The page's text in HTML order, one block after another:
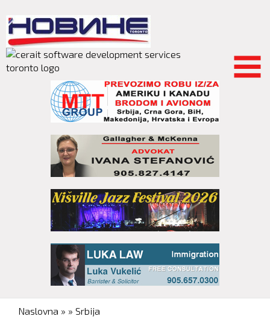
main
content
You are here
Naslovna » » Srbija